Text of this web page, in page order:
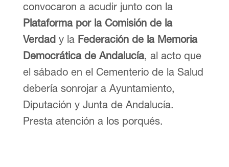
convocaron a acudir junto con la
Plataforma por la Comisión de la
Verdad y la Federación de la Memoria
Democrática de Andalucía, al acto que
el sábado en el Cementerio de la Salud
debería sonrojar a Ayuntamiento,
Diputación y Junta de Andalucía.
Presta atención a los porqués.